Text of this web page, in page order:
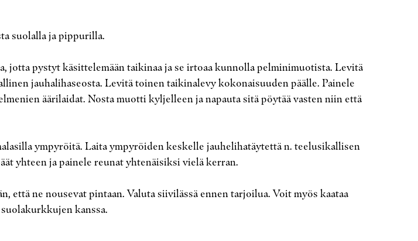
suolalla ja pippurilla.
pystyt käsittelemään taikinaa ja se irtoaa kunnolla pelminimuotista. Levitä
jauhalihaseosta. Levitä toinen taikinalevy kokonaisuuden päälle. Painele
äärilaidat. Nosta muotti kyljelleen ja napauta sitä pöytää vasten niin että
ympyröitä. Laita ympyröiden keskelle jauhelihatäytettä n. teelusikallisen
yhteen ja painele reunat yhtenäisiksi vielä kerran.
että ne nousevat pintaan. Valuta siivilässä ennen tarjoilua. Voit myös kaataa
kanssa.